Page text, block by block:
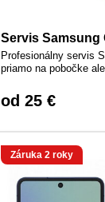
Servis Samsung
Profesionálny servis
priamo na pobočke
od 25 €
Záruka 2 roky